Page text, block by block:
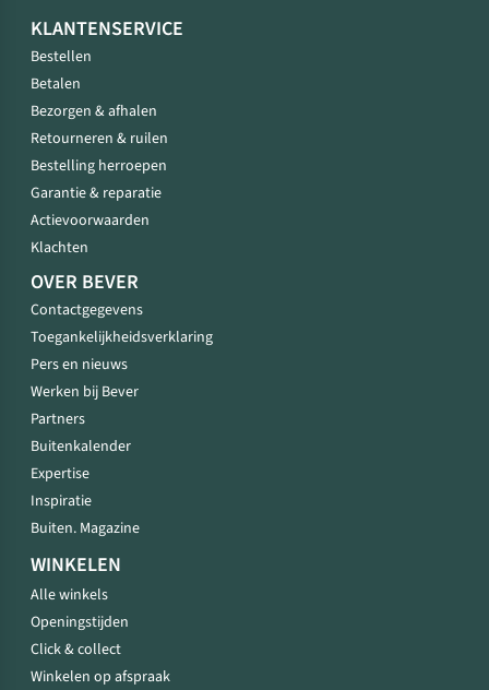
KLANTENSERVICE
Bestellen
Betalen
Bezorgen & afhalen
Retourneren & ruilen
Bestelling herroepen
Garantie & reparatie
Actievoorwaarden
Klachten
OVER BEVER
Contactgegevens
Toegankelijkheidsverklaring
Pers en nieuws
Werken bij Bever
Partners
Buitenkalender
Expertise
Inspiratie
Buiten. Magazine
WINKELEN
Alle winkels
Openingstijden
Click & collect
Winkelen op afspraak